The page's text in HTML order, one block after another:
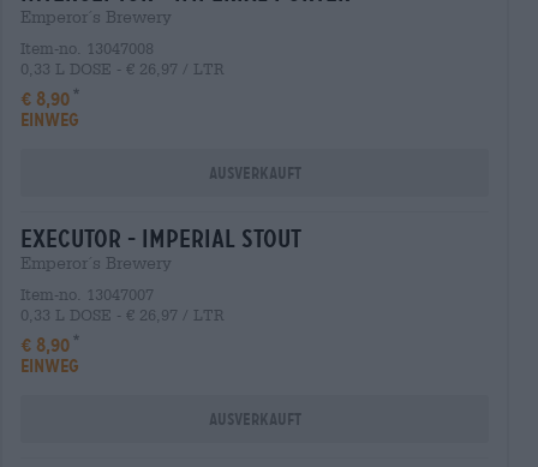
Emperor´s Brewery
Item-no. 13047008
0,33 L DOSE - € 26,97 / LTR
€ 8,90
EINWEG
Ausverkauft
executor - imperial stout
Emperor´s Brewery
Item-no. 13047007
0,33 L DOSE - € 26,97 / LTR
€ 8,90
EINWEG
Ausverkauft